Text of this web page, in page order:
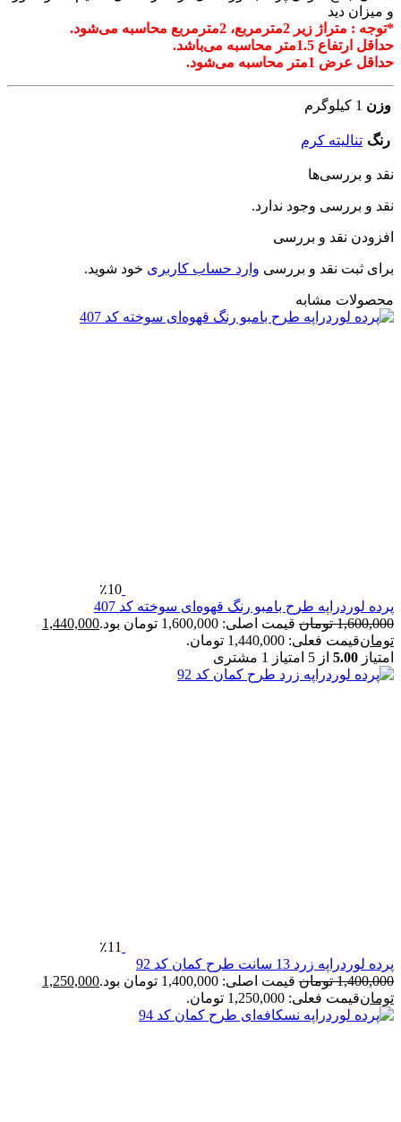
و میزان دید
*توجه : متراژ زیر 2مترمربع، 2مترمربع محاسبه می‌شود.
حداقل ارتفاع 1.5متر محاسبه می‌باشد.
حداقل عرض 1متر محاسبه می‌شود.
وزن 1 کیلوگرم
رنگ تنالیته کرم
نقد و بررسی‌ها
نقد و بررسی وجود ندارد.
افزودن نقد و بررسی
برای ثبت نقد و بررسی وارد حساب کاربری خود شوید.
محصولات مشابه
٪10
پرده لوردراپه طرح بامبو رنگ قهوه‌ای سوخته کد 407
1,600,000 تومان قیمت اصلی: 1,600,000 تومان بود.
1,440,000
تومانقیمت فعلی: 1,440,000 تومان.
امتیاز 5.00 از 5 امتیاز 1 مشتری
٪11
پرده لوردراپه زرد 13 سانت طرح کمان کد 92
1,400,000 تومان قیمت اصلی: 1,400,000 تومان بود.
1,250,000
تومانقیمت فعلی: 1,250,000 تومان.